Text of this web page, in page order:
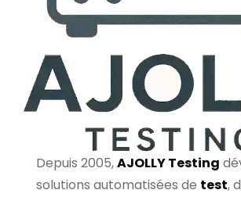
Depuis 2005,AJOLLY Testing
solutions automatisées de test,